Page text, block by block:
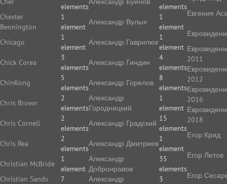
elements
Chester
Bennington
1
element
Chicago
1
element
Chick Corea
3
elements
ChinKong
5
elements
Chris Brown
2
elements
Chris Cornell
2
elements
Chris Rea
2
elements
Christian McBride
1
element
Christian Sands
7
elements
Александр Вулых
1
element
Александр Гаврилюк
1
element
Александр Гиндин
4
elements
Александр Горелов
8
elements
Александр
Городницкий
1
element
Александр Градский
15
elements
Александр Дмитриев
1
element
Александр
Добронравов
35
elements
Александр
3
Евгения
2011
2012
2016
2018
Егор Крид
Егор Летов
Егор